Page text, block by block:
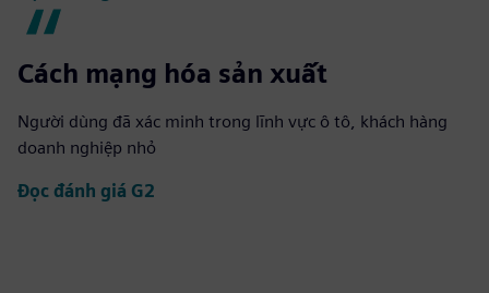
Cách mạng hóa sản xuất
Người dùng đã xác minh trong lĩnh vực ô tô, khách hàng
doanh nghiệp nhỏ
Đọc đánh giá G2